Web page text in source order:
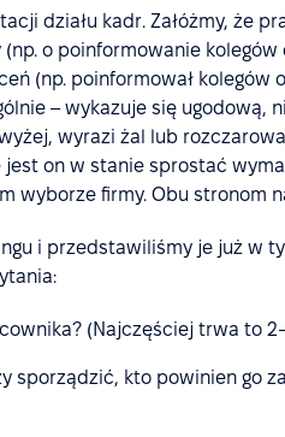
działu kadr. Załóżmy, że
o poinformowanie
(np. poinformował
– wykazuje się ugodową,
wyrazi żal lub
on w stanie sprostać
wyborze firmy. Obu stronom
i przedstawiliśmy je już w
(Najczęściej trwa to
sporządzić, kto powinien go